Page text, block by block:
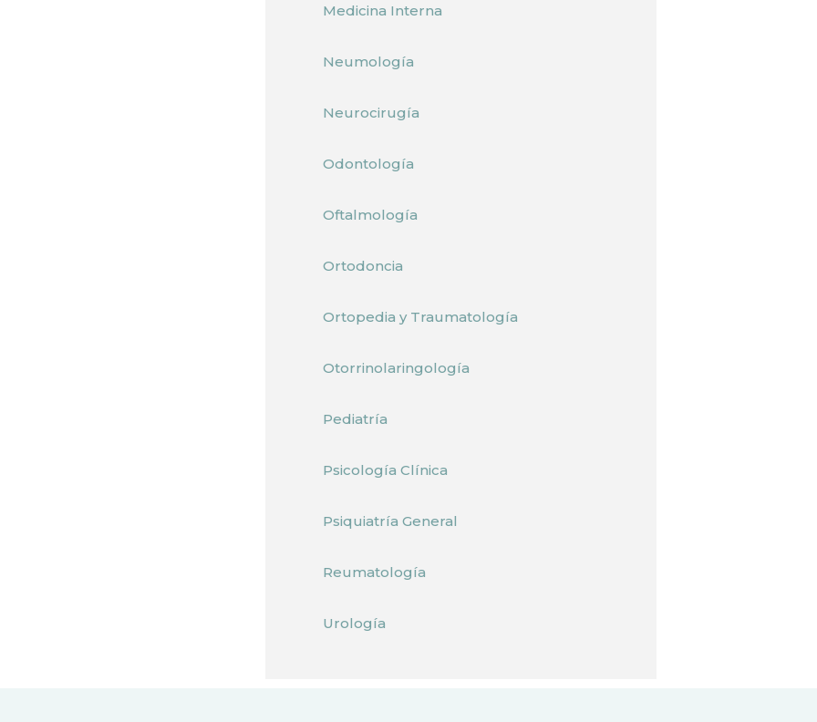
Medicina Interna
Neumología
Neurocirugía
Odontología
Oftalmología
Ortodoncia
Ortopedia y Traumatología
Otorrinolaringología
Pediatría
Psicología Clínica
Psiquiatría General
Reumatología
Urología